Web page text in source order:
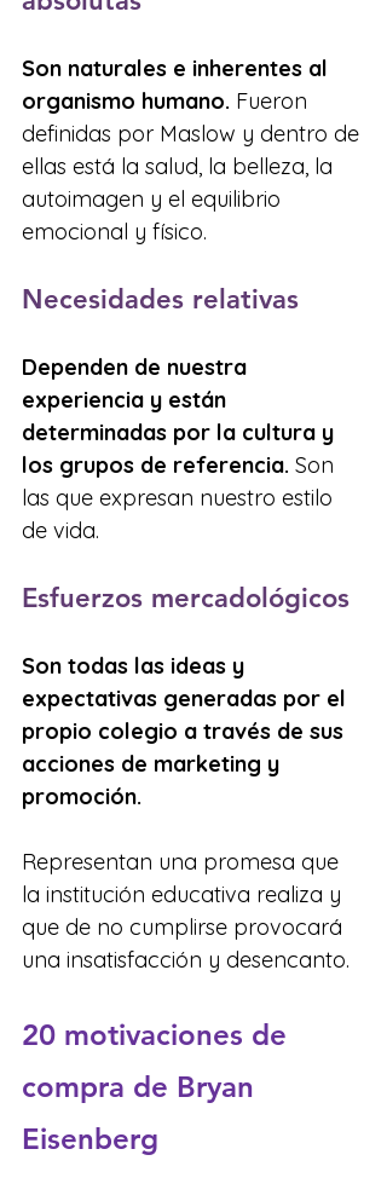
Son naturales e inherentes al
organismo humano. Fueron
definidas por Maslow y dentro de
ellas está la salud, la belleza, la
autoimagen y el equilibrio
emocional y físico.
Necesidades relativas
Dependen de nuestra
experiencia y están
determinadas por la cultura y
los grupos de referencia. Son
las que expresan nuestro estilo
de vida.
Esfuerzos mercadológicos
Son todas las ideas y
expectativas generadas por el
propio colegio a través de sus
acciones de marketing y
promoción.
Representan una promesa que
la institución educativa realiza y
que de no cumplirse provocará
una insatisfacción y desencanto.
20 motivaciones de
compra de Bryan
Eisenberg